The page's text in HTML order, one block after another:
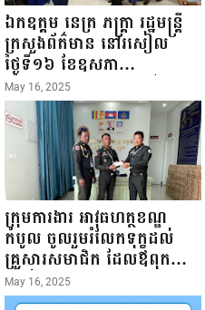
ឯកឧត្តម នេត្រ ភក្ត្រា រដ្ឋមន្ត្រី
ក្រសួងព័ត៌មាន នៅរសៀល
ថ្ងៃទី១៦ ខែឧសភា
ឆ្នាំ២០២៥នេះ បានអញ្ជើញចុះ
ធ្វើជំរឿនថ្នាក់ដឹកនាំមន្ត្រីរាជ
ការស៉ីវិល នៃក្រសួងព័ត៌មាន...
May 16, 2025
ក្រុមការងារ អាវុធហត្ថខណ្ឌ
កំបូល ចូលរួមរំលែកទុក្ខដល់
គ្រួសារសមាជិក ដែលឪពុកក្មេក
របស់លោកទទួលមរណៈភាព!
May 16, 2025